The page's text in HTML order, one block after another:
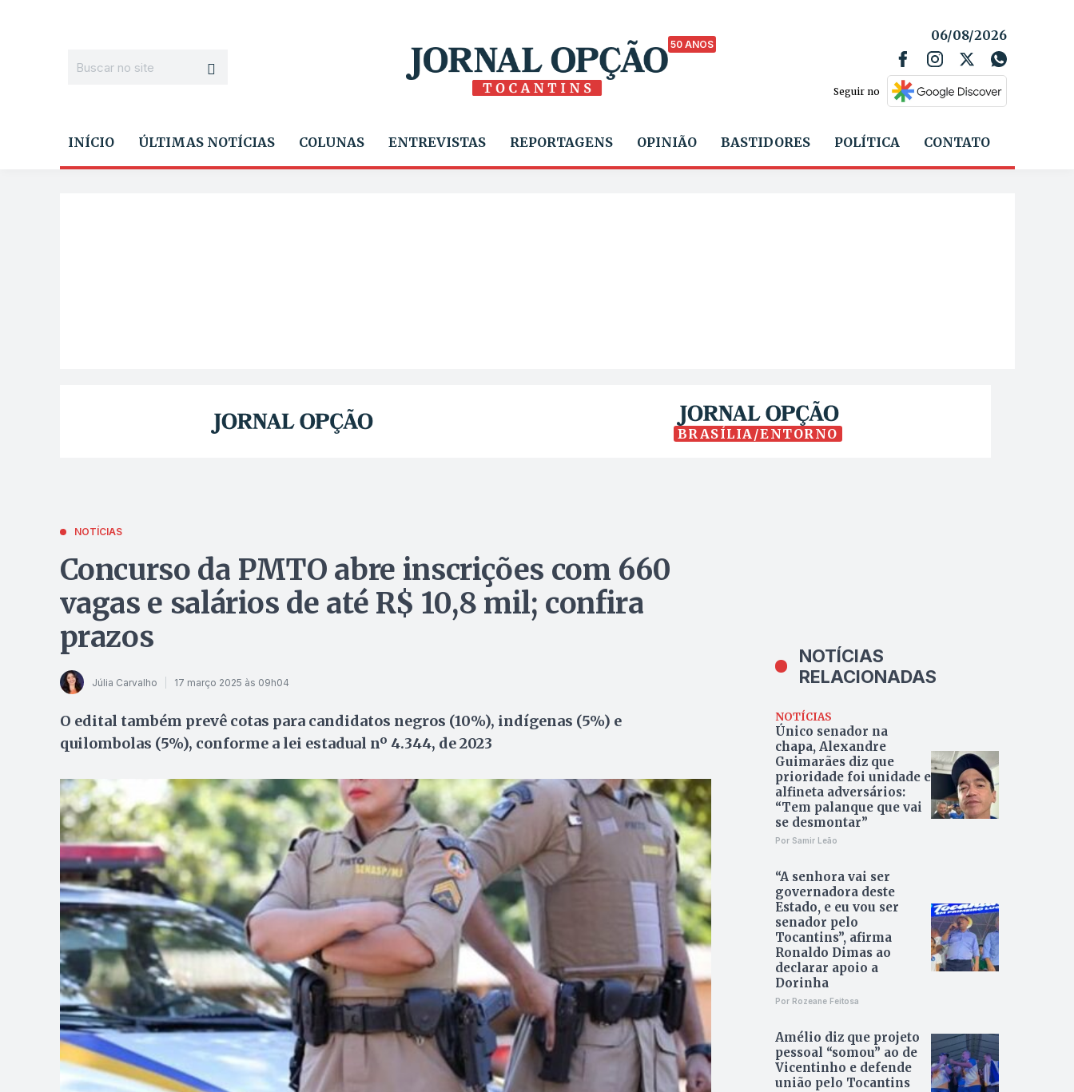
50 ANOS
06/08/2026
Seguir no
INÍCIO ÚLTIMAS NOTÍCIAS COLUNAS ENTREVISTAS REPORTAGENS OPINIÃO BASTIDORES POLÍTICA CONTATO
BRASÍLIA/ENTORNO
NOTÍCIAS
Concurso da PMTO abre inscrições com 660
vagas e salários de até R$ 10,8 mil; confira
prazos
Júlia Carvalho 17 março 2025 às 09h04
O edital também prevê cotas para candidatos negros (10%), indígenas (5%) e
quilombolas (5%), conforme a lei estadual nº 4.344, de 2023
NOTÍCIAS
RELACIONADAS
NOTÍCIAS
Único senador na
chapa, Alexandre
Guimarães diz que
prioridade foi unidade e
alfineta adversários:
“Tem palanque que vai
se desmontar”
Por Samir Leão
“A senhora vai ser
governadora deste
Estado, e eu vou ser
senador pelo
Tocantins”, afirma
Ronaldo Dimas ao
declarar apoio a
Dorinha
Por Rozeane Feitosa
Amélio diz que projeto
pessoal “somou” ao de
Vicentinho e defende
união pelo Tocantins